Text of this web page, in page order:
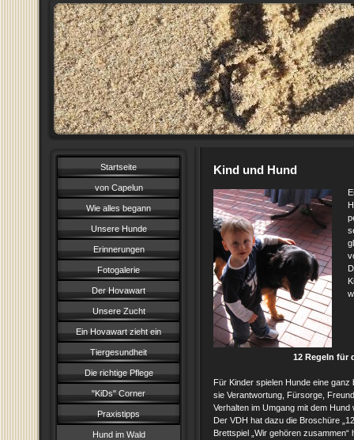
Startseite
von Capelun
Wie alles begann
Unsere Hunde
Erinnerungen
Fotogalerie
Der Hovawart
Unsere Zucht
Ein Hovawart zieht ein
Tiergesundheit
Die richtige Pflege
"KiDs" Corner
Praxistipps
Hund im Wald
Kind und Hund
12 Regeln für
Für Kinder spielen Hunde eine
sie Verantwortung, Fürsorge,
Verhalten im Umgang mit dem Hund
Der VDH hat dazu die Broschüre
Brettspiel „Wir gehören